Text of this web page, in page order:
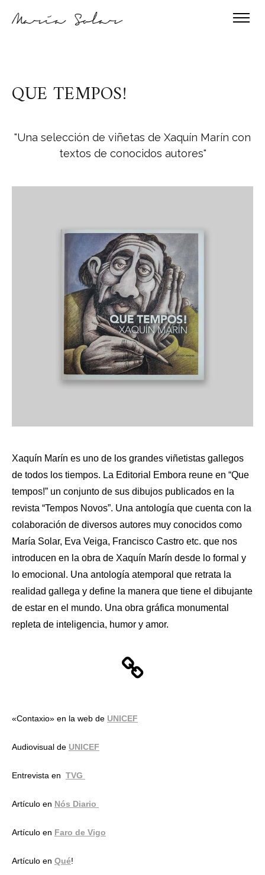
QUE TEMPOS!
"Una selección de viñetas de Xaquín Marín con
textos de conocidos autores"
Xaquín Marín es uno de los grandes viñetistas gallegos
de todos los tiempos. La Editorial Embora reune en “Que
tempos!” un conjunto de sus dibujos publicados en la
revista “Tempos Novos”. Una antología que cuenta con la
colaboración de diversos autores muy conocidos como
María Solar, Eva Veiga, Francisco Castro etc. que nos
introducen en la obra de Xaquín Marín desde lo formal y
lo emocional. Una antología atemporal que retrata la
realidad gallega y define la manera que tiene el dibujante
de estar en el mundo. Una obra gráfica monumental
repleta de inteligencia, humor y amor.
«Contaxio» en la web de UNICEF
Audiovisual de UNICEF
Entrevista en TVG
Artículo en Nós Diario
Artículo en Faro de Vigo
Artículo en Qué!